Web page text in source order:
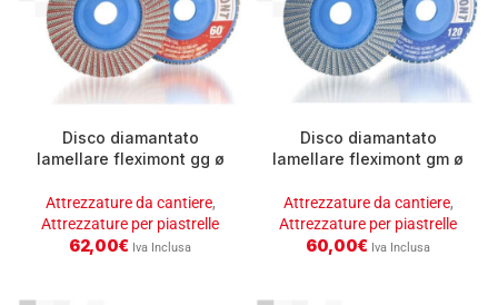
Disco diamantato
lamellare fleximont gg ø
Attrezzature da cantiere,
Attrezzature per piastrelle
62,00€ Iva Inclusa
Disco diamantato
lamellare fleximont gm ø
Attrezzature da cantiere,
Attrezzature per piastrelle
60,00€ Iva Inclusa